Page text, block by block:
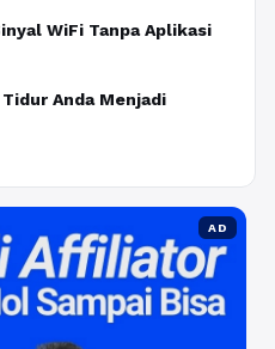
WiFi Tanpa Aplikasi
Anda Menjadi
AD